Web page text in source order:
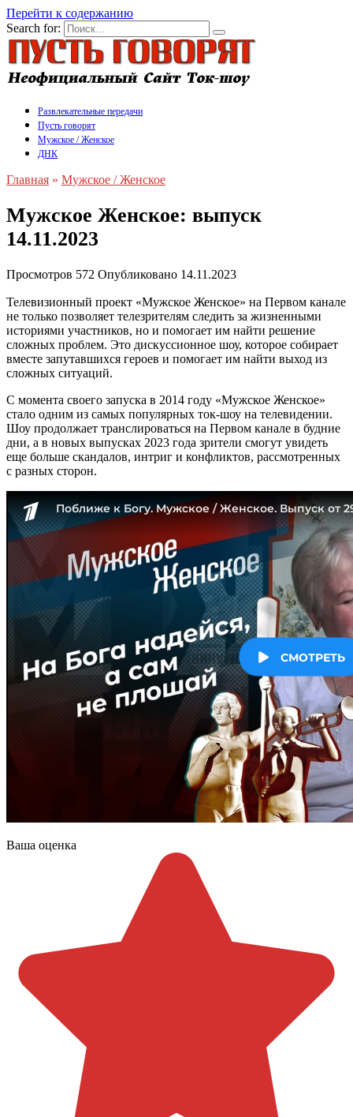
Перейти к содержанию
Search for:
Развлекательные передачи
Пусть говорят
Мужское / Женское
ДНК
Главная » Мужское / Женское
Мужское Женское: выпуск
14.11.2023
Просмотров 572 Опубликовано 14.11.2023
Телевизионный проект «Мужское Женское» на Первом канале
не только позволяет телезрителям следить за жизненными
историями участников, но и помогает им найти решение
сложных проблем. Это дискуссионное шоу, которое собирает
вместе запутавшихся героев и помогает им найти выход из
сложных ситуаций.
С момента своего запуска в 2014 году «Мужское Женское»
стало одним из самых популярных ток-шоу на телевидении.
Шоу продолжает транслироваться на Первом канале в будние
дни, а в новых выпусках 2023 года зрители смогут увидеть
еще больше скандалов, интриг и конфликтов, рассмотренных
с разных сторон.
Ваша оценка